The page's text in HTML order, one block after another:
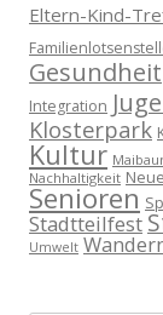
Eltern-Kind-
Gesundheit
Integration
Klosterpark
Kultur
Nachhaltigkeit
Senioren
Stadtteilfest
Umwelt